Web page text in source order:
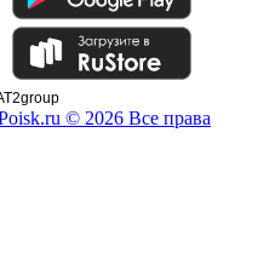
© 2026 Все права